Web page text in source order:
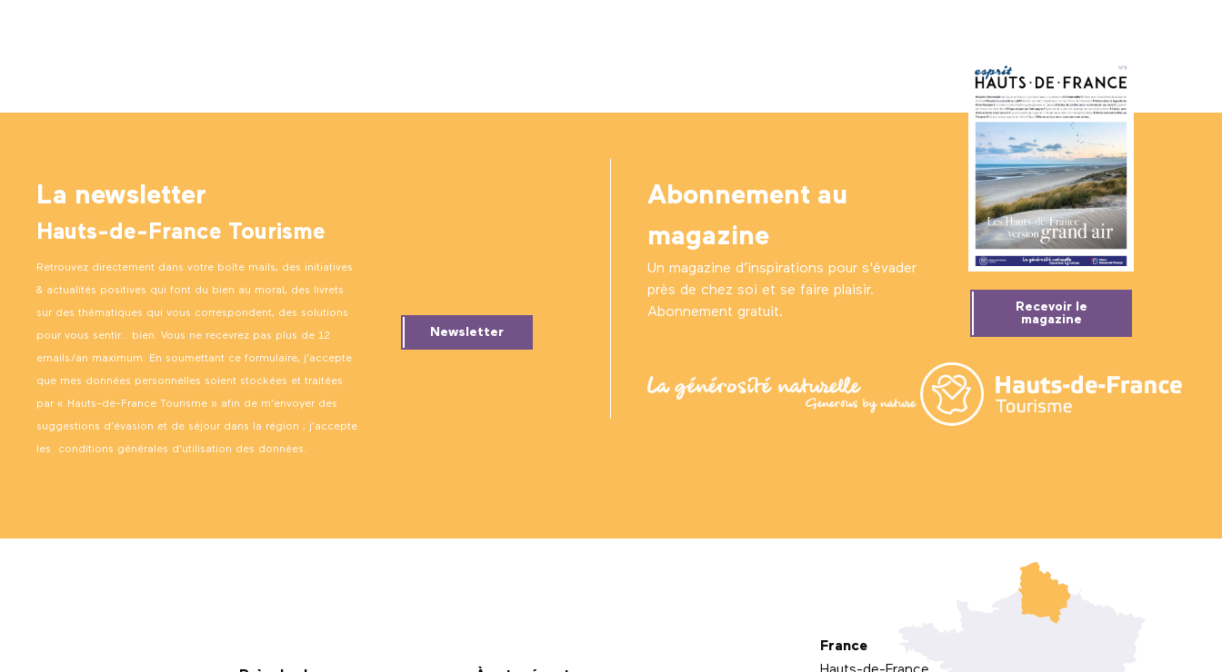
La newsletter
Hauts-de-France Tourisme
Retrouvez directement dans votre boîte mails, des initiatives
& actualités positives qui font du bien au moral, des livrets
sur des thématiques qui vous correspondent, des solutions
pour vous sentir… bien. Vous ne recevrez pas plus de 12
emails/an maximum. En soumettant ce formulaire, j’accepte
que mes données personnelles soient stockées et traitées
par « Hauts-de-France Tourisme » afin de m’envoyer des
suggestions d’évasion et de séjour dans la région ; j’accepte
les conditions générales d’utilisation des données.
Newsletter
Abonnement au
magazine
Un magazine d’inspirations pour s'évader
près de chez soi et se faire plaisir.
Abonnement gratuit.
Recevoir le
magazine
France